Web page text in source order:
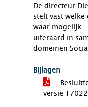
De directeur
stelt vast
waar mogelijk
uiteraard in
domeinen
Bijlagen
versie